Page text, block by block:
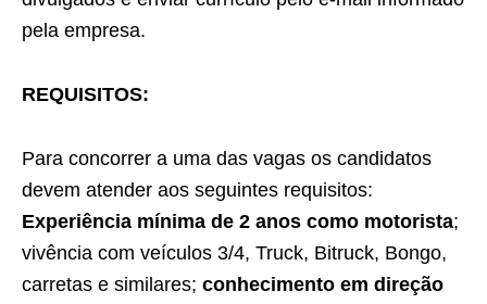
pela empresa.
REQUISITOS:
Para concorrer a uma das vagas os candidatos
devem atender aos seguintes requisitos:
Experiência mínima de 2 anos como motorista;
vivência com veículos 3/4, Truck, Bitruck, Bongo,
carretas e similares; conhecimento em direção